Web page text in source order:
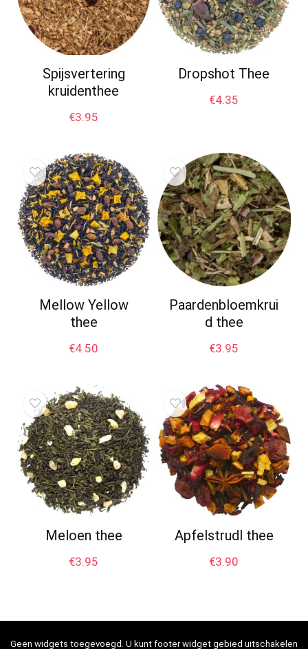
Spijsvertering
kruidenthee
€3.95
Dropshot Thee
€4.35
Mellow Yellow
thee
€4.50
Paardenbloemkrui
d thee
€3.95
Meloen thee
€3.95
Apfelstrudl thee
€3.90
Geen widgets toegevoegd. U kunt footer widget gebied uitschakelen